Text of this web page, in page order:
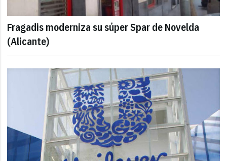
Fragadis moderniza su súper Spar de Novelda
(Alicante)